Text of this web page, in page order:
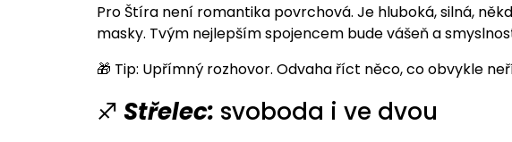
Pro Štíra není romantika povrchová. Je hluboká, silná,
masky. Tvým nejlepším spojencem bude vášeň a
🎁 Tip: Upřímný rozhovor. Odvaha říct něco, co obvykle
♐ Střelec: svoboda i ve dvou